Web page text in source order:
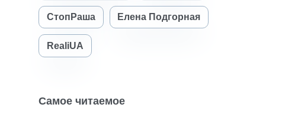
СтопРаша Елена Подгорная
RealiUA
Самое читаемое